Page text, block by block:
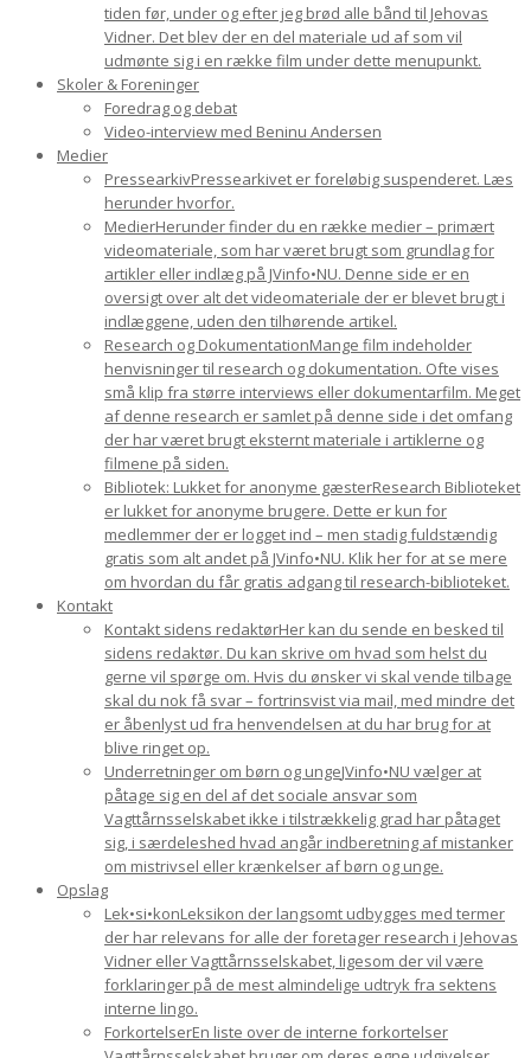
tiden før, under og efter jeg brød alle bånd til Jehovas
Vidner. Det blev der en del materiale ud af som vil
udmønte sig i en række film under dette menupunkt.
Skoler & Foreninger
Foredrag og debat
Video-interview med Beninu Andersen
Medier
PressearkivPressearkivet er foreløbig suspenderet. Læs
herunder hvorfor.
MedierHerunder finder du en række medier – primært
videomateriale, som har været brugt som grundlag for
artikler eller indlæg på JVinfo•NU. Denne side er en
oversigt over alt det videomateriale der er blevet brugt i
indlæggene, uden den tilhørende artikel.
Research og DokumentationMange film indeholder
henvisninger til research og dokumentation. Ofte vises
små klip fra større interviews eller dokumentarfilm. Meget
af denne research er samlet på denne side i det omfang
der har været brugt eksternt materiale i artiklerne og
filmene på siden.
Bibliotek: Lukket for anonyme gæsterResearch Biblioteket
er lukket for anonyme brugere. Dette er kun for
medlemmer der er logget ind – men stadig fuldstændig
gratis som alt andet på JVinfo•NU. Klik her for at se mere
om hvordan du får gratis adgang til research-biblioteket.
Kontakt
Kontakt sidens redaktørHer kan du sende en besked til
sidens redaktør. Du kan skrive om hvad som helst du
gerne vil spørge om. Hvis du ønsker vi skal vende tilbage
skal du nok få svar – fortrinsvist via mail, med mindre det
er åbenlyst ud fra henvendelsen at du har brug for at
blive ringet op.
Underretninger om børn og ungeJVinfo•NU vælger at
påtage sig en del af det sociale ansvar som
Vagttårnsselskabet ikke i tilstrækkelig grad har påtaget
sig, i særdeleshed hvad angår indberetning af mistanker
om mistrivsel eller krænkelser af børn og unge.
Opslag
Lek•si•konLeksikon der langsomt udbygges med termer
der har relevans for alle der foretager research i Jehovas
Vidner eller Vagttårnsselskabet, ligesom der vil være
forklaringer på de mest almindelige udtryk fra sektens
interne lingo.
ForkortelserEn liste over de interne forkortelser